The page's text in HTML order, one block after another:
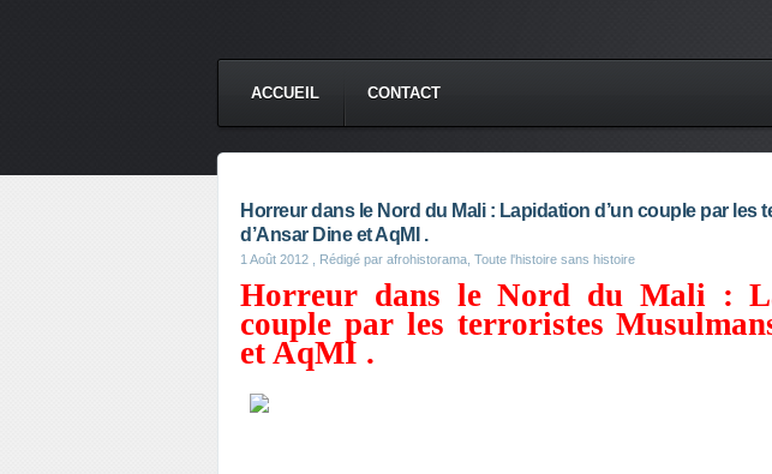
ACCUEIL CONTACT
Horreur dans le Nord du Mali : Lapidation d’un couple par les
d’Ansar Dine et AqMI .
1 Août 2012 , Rédigé par afrohistorama, Toute l'histoire sans histoire
Horreur dans le Nord du Mali :
couple par les terroristes
et AqMI .